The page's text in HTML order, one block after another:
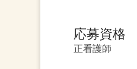
応募資格
正看護師